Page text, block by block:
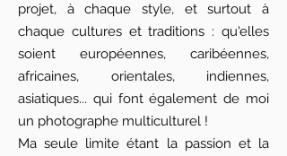
projet, à chaque style, et surtout à
chaque cultures et traditions : qu'elles
soient européennes, caribéennes,
africaines, orientales, indiennes,
asiatiques... qui font également de moi
un photographe multiculturel !
Ma seule limite étant la passion et la